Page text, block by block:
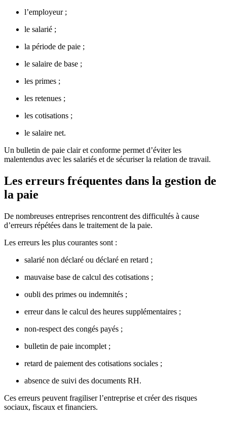
l’employeur ;
le salarié ;
la période de paie ;
le salaire de base ;
les primes ;
les retenues ;
les cotisations ;
le salaire net.
Un bulletin de paie clair et conforme permet d’éviter les
malentendus avec les salariés et de sécuriser la relation de travail.
Les erreurs fréquentes dans la gestion de
la paie
De nombreuses entreprises rencontrent des difficultés à cause
d’erreurs répétées dans le traitement de la paie.
Les erreurs les plus courantes sont :
salarié non déclaré ou déclaré en retard ;
mauvaise base de calcul des cotisations ;
oubli des primes ou indemnités ;
erreur dans le calcul des heures supplémentaires ;
non-respect des congés payés ;
bulletin de paie incomplet ;
retard de paiement des cotisations sociales ;
absence de suivi des documents RH.
Ces erreurs peuvent fragiliser l’entreprise et créer des risques
sociaux, fiscaux et financiers.